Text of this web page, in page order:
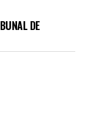
DE